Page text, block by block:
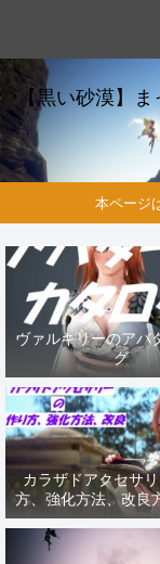
【黒い砂漠】
本ページ
ヴァルキリーのアバ
グ
カラザドアクセサ
方、強化方法、改良
とめ【黒い砂漠冒険